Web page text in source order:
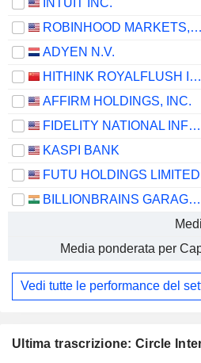
Ultima trascrizione: Circle
ROBINHOOD MARKETS, INC.
ADYEN N.V.
HITHINK ROYALFLUSH INFORMATION NETWORK CO., LTD.
AFFIRM HOLDINGS, INC.
FIDELITY NATIONAL INFORMATION SERVICES, INC.
KASPI BANK
FUTU HOLDINGS LIMITED
BILLIONBRAINS GARAGE VENTURES LIMITED
Media ponderata per
Vedi tutte le performance del